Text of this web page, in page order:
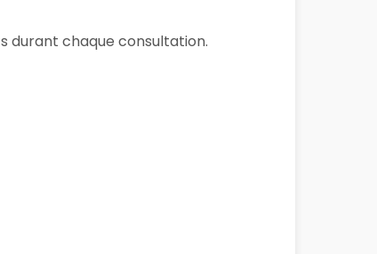
durant chaque consultation.